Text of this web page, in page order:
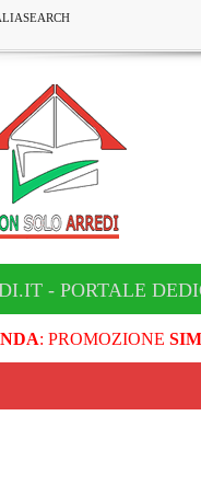
- PORTALE
: PROMOZIONE